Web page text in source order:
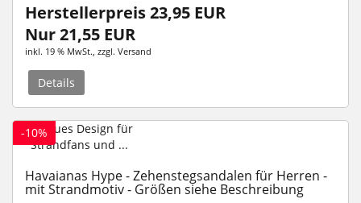
Herstellerpreis 23,95 EUR
Nur 21,55 EUR
inkl. 19 % MwSt. , zzgl. Versand
Details
-10%
Havaianas Hype - Zehenstegsandalen für Herren -
mit Strandmotiv - Größen siehe Beschreibung